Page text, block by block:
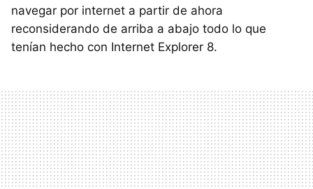
navegar por internet a partir de ahora
reconsiderando de arriba a abajo todo lo que
tenían hecho con Internet Explorer 8.